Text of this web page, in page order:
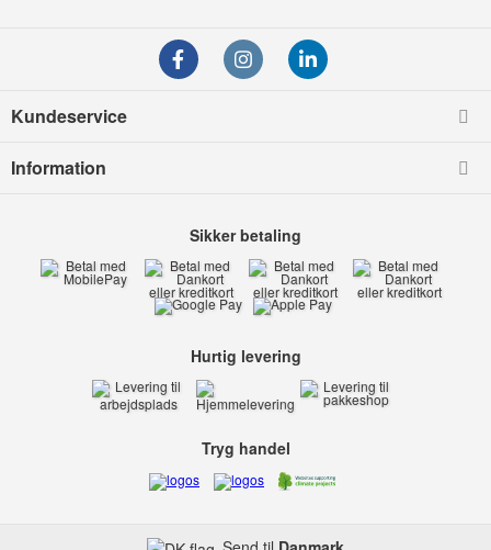
Kundeservice
Information
Sikker betaling
Hurtig levering
Tryg handel